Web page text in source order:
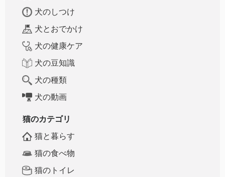
犬のしつけ
犬とおでかけ
犬の健康ケア
犬の豆知識
犬の種類
犬の動画
猫のカテゴリ
猫と暮らす
猫の食べ物
猫のトイレ